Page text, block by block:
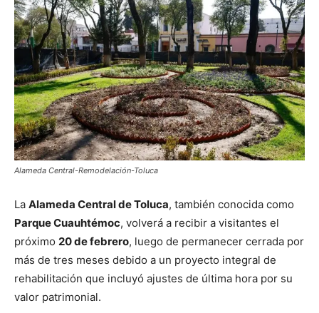
Alameda Central-Remodelación-Toluca
La Alameda Central de Toluca, también conocida como
Parque Cuauhtémoc, volverá a recibir a visitantes el
próximo 20 de febrero, luego de permanecer cerrada por
más de tres meses debido a un proyecto integral de
rehabilitación que incluyó ajustes de última hora por su
valor patrimonial.